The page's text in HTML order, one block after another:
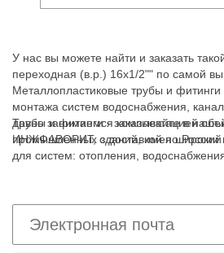
У нас вы можете найти и заказать
переходная (в.р.) 16х1/2"" по самой
Металлопластиковые трубы и фитинги
монтажа систем водоснабжения,
давно занимаемся комплектацией
промышленных зданий, имея широкий
для систем: отопления,
Трубы и фитинги - заказывайте в
ИНЖФАВОРИТ, с доставкой по России